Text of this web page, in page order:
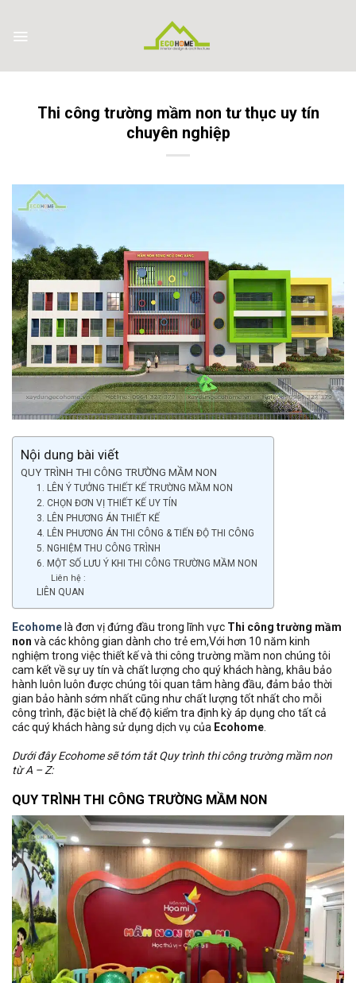
content
Thi công trường mầm non tư thục uy tín
chuyên nghiệp
Nội dung bài viết
QUY TRÌNH THI CÔNG TRƯỜNG MẦM NON
1. LÊN Ý TƯỞNG THIẾT KẾ TRƯỜNG MẦM NON
2. CHỌN ĐƠN VỊ THIẾT KẾ UY TÍN
3. LÊN PHƯƠNG ÁN THIẾT KẾ
4. LÊN PHƯƠNG ÁN THI CÔNG & TIẾN ĐỘ THI CÔNG
5. NGHIỆM THU CÔNG TRÌNH
6. MỘT SỐ LƯU Ý KHI THI CÔNG TRƯỜNG MẦM NON
Liên hệ :
LIÊN QUAN
Ecohome là đơn vị đứng đầu trong lĩnh vực Thi công trường mầm
non và các không gian dành cho trẻ em,Với hơn 10 năm kinh
nghiệm trong việc thiết kế và thi công trường mầm non chúng tôi
cam kết về sự uy tín và chất lượng cho quý khách hàng, khâu bảo
hành luôn luôn được chúng tôi quan tâm hàng đầu, đảm bảo thời
gian bảo hành sớm nhất cũng như chất lượng tốt nhất cho mỗi
công trình, đặc biệt là chế độ kiểm tra định kỳ áp dụng cho tất cả
các quý khách hàng sử dụng dịch vụ của Ecohome
Dưới đây Ecohome sẽ tóm tắt Quy trình thi công trường mầm non
từ A – Z:
QUY TRÌNH THI CÔNG TRƯỜNG MẦM NON